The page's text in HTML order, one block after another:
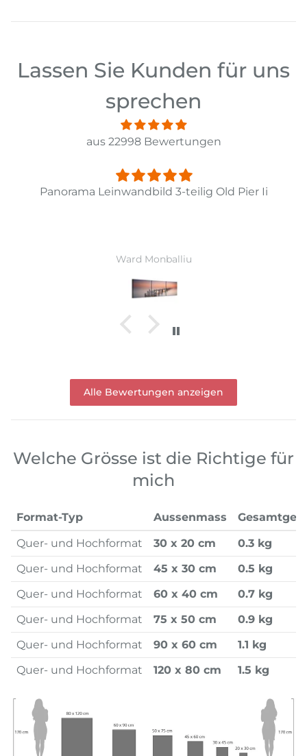
Lassen Sie Kunden für uns
sprechen
aus 22998 Bewertungen
Panorama Leinwandbild 3-teilig Old Pier Ii
Ward Monballiu
Alle Bewertungen anzeigen
Welche Grösse ist die Richtige für
mich
Format-Typ Aussenmass
Quer- und Hochformat
30 x 20 cm
0.3 kg
Quer- und Hochformat
45 x 30 cm
0.5 kg
Quer- und Hochformat
60 x 40 cm
0.7 kg
Quer- und Hochformat
75 x 50 cm
0.9 kg
Quer- und Hochformat
90 x 60 cm
1.1 kg
Quer- und Hochformat
120 x 80 cm 1.5 kg